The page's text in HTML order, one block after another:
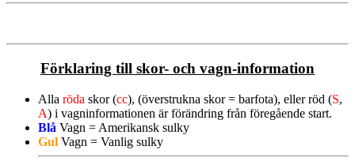
Förklaring till skor- och vagn-information
Alla röda skor (cc), (överstrukna skor = barfota), eller röd (S,
A) i vagninformationen är förändring från föregående start.
Blå Vagn = Amerikansk sulky
Gul Vagn = Vanlig sulky